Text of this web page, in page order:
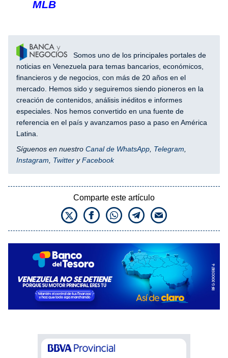
MLB
Somos uno de los principales portales de
noticias en Venezuela para temas bancarios, económicos,
financieros y de negocios, con más de 20 años en el
mercado. Hemos sido y seguiremos siendo pioneros en la
creación de contenidos, análisis inéditos e informes
especiales. Nos hemos convertido en una fuente de
referencia en el país y avanzamos paso a paso en América
Latina.
Síguenos en nuestro Canal de WhatsApp Telegram
Instagram
Twitter yFacebook
Comparte este artículo